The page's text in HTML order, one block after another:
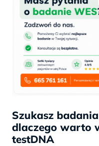
Szukasz
dlaczego warto
testDNA